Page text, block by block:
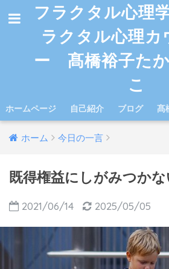
フラクタル心理
ラクタル心理カ
ー 髙橋裕子た
こ
ホームページ 自己紹介 ブログ 髙
ホーム 今日の一言
既得権益にしがみつかな
2021/06/14 2025/05/05